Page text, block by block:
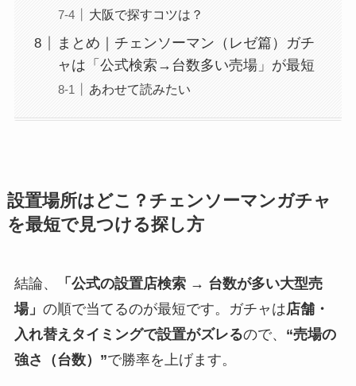
大阪で探すコツは？
まとめ｜チェンソーマン（レゼ篇）ガチ
ャは「公式検索→台数多い売場」が最短
あわせて読みたい
設置場所はどこ？チェンソーマンガチャ
を最短で見つける探し方
結論、
「公式の設置店検索 → 台数が多い大型売
場」 の順で当てるのが最短です。ガチャは店舗・
入れ替えタイミングで設置がズレるので、 “売場の
強さ（台数）”で勝率を上げます。